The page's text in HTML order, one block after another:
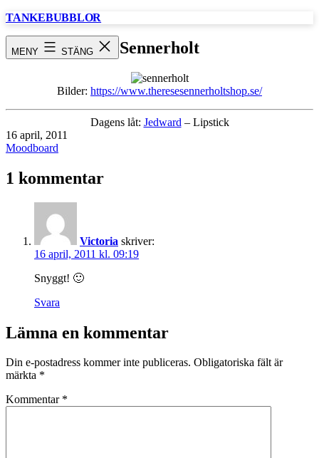
Hoppa
TANKEBUBBLOR
MENY STÄNG Sennerholt
Bilder: https://www.theresesennerholtshop.se/
Dagens låt: Jedward – Lipstick
Publicerat
den
16 april, 2011
Kategoriserat
Moodboard
1 kommentar
Victoria skriver:
16 april, 2011 kl. 09:19
Snyggt! 🙂
Svara
Lämna en kommentar
Din e-postadress kommer inte publiceras. Obligatoriska fält är
märkta *
Kommentar *